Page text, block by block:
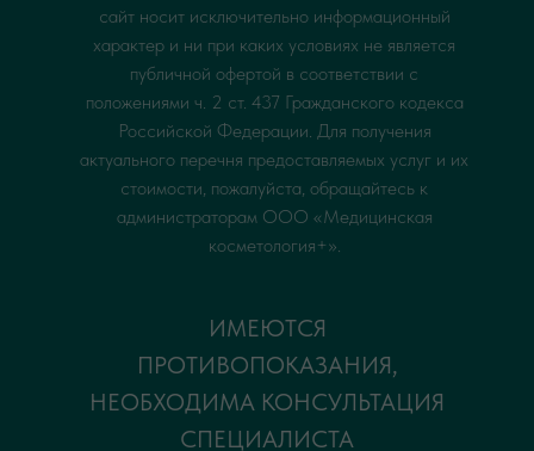
сайт носит исключительно информационный
характер и ни при каких условиях не является
публичной офертой в соответствии с
положениями ч. 2 ст. 437 Гражданского кодекса
Российской Федерации. Для получения
актуального перечня предоставляемых услуг и их
стоимости, пожалуйста, обращайтесь к
администраторам ООО «Медицинская
косметология+».
ИМЕЮТСЯ
ПРОТИВОПОКАЗАНИЯ,
НЕОБХОДИМА КОНСУЛЬТАЦИЯ
СПЕЦИАЛИСТА